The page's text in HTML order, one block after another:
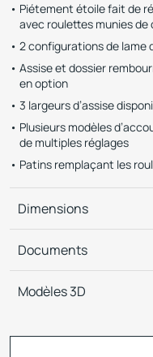
Piétement étoile fait de
avec roulettes munies
2 configurations de lame
Assise et dossier
en option
3 largeurs d’assise
Plusieurs modèles
de multiples réglages
Patins remplaçant les
Dimensions
Documents
Modèles 3D